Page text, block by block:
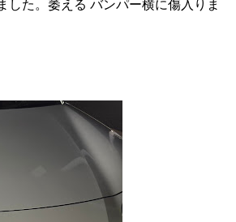
した。萎える バンパー横に傷入りま